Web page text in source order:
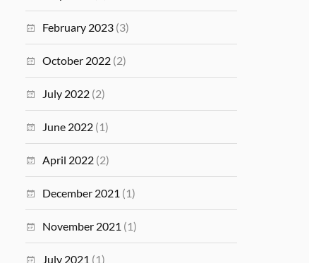
February 2023 (3)
October 2022 (2)
July 2022 (2)
June 2022 (1)
April 2022 (2)
December 2021 (1)
November 2021 (1)
July 2021 (1)